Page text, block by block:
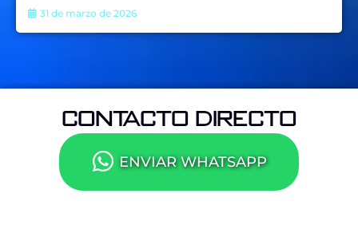
31 de marzo de 2026
CONTACTO DIRECTO
ENVIAR WHATSAPP